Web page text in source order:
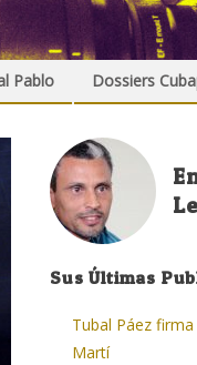
Pablo Dossiers
Sus Últimas
Tubal Páez
Martí